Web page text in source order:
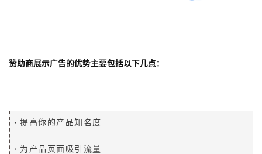
赞助商展示广告的优势主要包括以下几点：
· 提高你的产品知名度
· 为产品页面吸引流量